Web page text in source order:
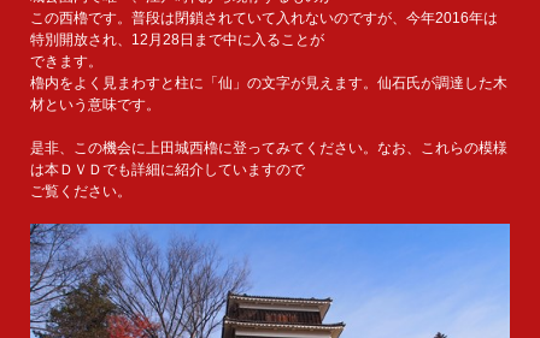
この西櫓です。普段は閉鎖されていて入れないのですが、今年2016年は
特別開放され、12月28日まで中に入ることが
できます。
櫓内をよく見まわすと柱に「仙」の文字が見えます。仙石氏が調達した木
材という意味です。
是非、この機会に上田城西櫓に登ってみてください。なお、これらの模様
は本ＤＶＤでも詳細に紹介していますので
ご覧ください。